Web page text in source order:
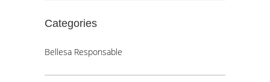
Categories
Bellesa Responsable